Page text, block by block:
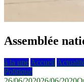
Assemblée
à la une Accueil
Politique